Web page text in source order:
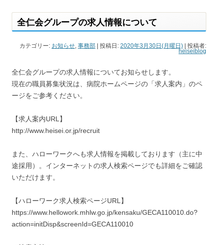
全仁会グループの求人情報について
カテゴリー: お知らせ 事務部 | 投稿日: 2020年3月30日(月曜日) | 投稿者:
heiseiblog
全仁会グループの求人情報についてお知らせします。
現在の職員募集状況は、病院ホームページの「求人案内」のペ
ージをご参考ください。
【求人案内URL】
http://www.heisei.or.jp/recruit
また、ハローワークへも求人情報を掲載しております（主に中
途採用）。インターネットの求人検索ページでも詳細をご確認
いただけます。
【ハローワーク求人検索ページURL】
https://www.hellowork.mhlw.go.jp/kensaku/GECA110010.do?
action=initDisp&screenId=GECA110010